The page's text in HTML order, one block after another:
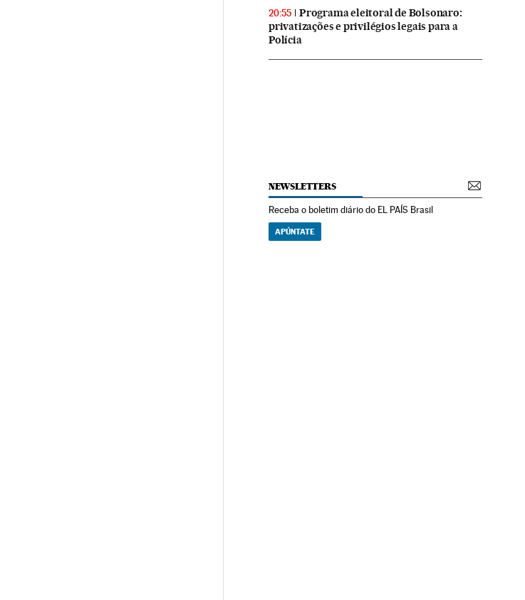
20:55
Programa eleitoral de Bolsonaro:
privatizações e privilégios legais para a
Polícia
NEWSLETTERS
Receba o boletim diário do EL PAÍS Brasil
APÚNTATE